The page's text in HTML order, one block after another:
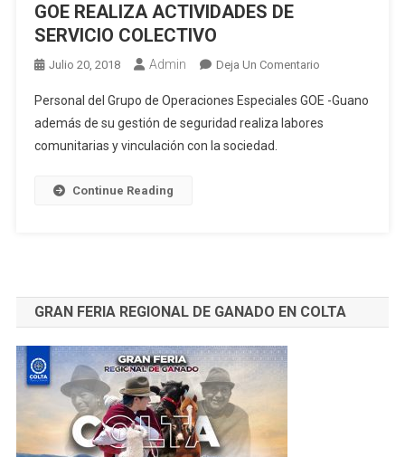
GOE REALIZA ACTIVIDADES DE
SERVICIO COLECTIVO
Julio 20, 2018 Admin Deja Un ComentarioEn
REALIZA
ACTIVIDADES
Personal del Grupo de Operaciones Especiales GOE -Guano
además de su gestión de seguridad realiza labores
comunitarias y vinculación con la sociedad.
Continue Reading
GRAN FERIA REGIONAL DE GANADO EN COLTA